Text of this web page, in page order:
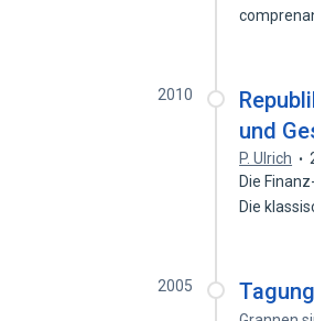
2010
und
P. Ulrich
Die
Die
2005